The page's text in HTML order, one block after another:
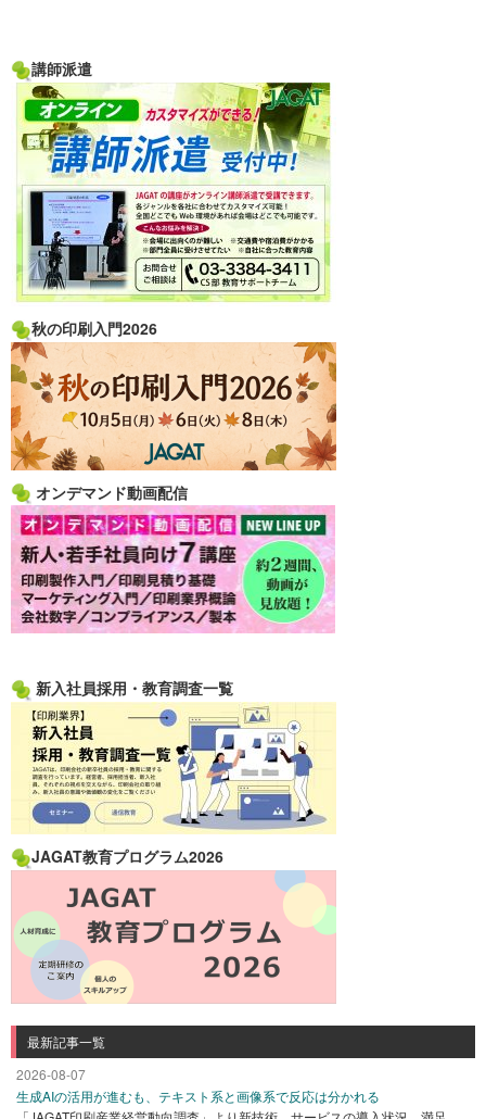
講師派遣
秋の印刷入門2026
オンデマンド動画配信
新入社員採用・教育調査一覧
JAGAT教育プログラム2026
最新記事一覧
2026-08-07
生成AIの活用が進むも、テキスト系と画像系で反応は分かれる